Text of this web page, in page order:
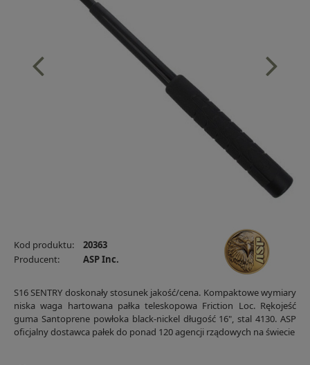
Kod produktu:
20363
Producent:
ASP Inc.
S16 SENTRY doskonały stosunek jakość/cena. Kompaktowe wymiary
niska waga hartowana pałka teleskopowa Friction Loc. Rękojeść
guma Santoprene powłoka black-nickel długość 16", stal 4130. ASP
oficjalny dostawca pałek do ponad 120 agencji rządowych na świecie